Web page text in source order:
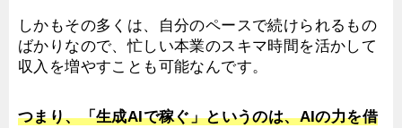
しかもその多くは、自分のペースで続けられるもの
ばかりなので、忙しい本業のスキマ時間を活かして
収入を増やすことも可能なんです。
つまり、「生成AIで稼ぐ」というのは、AIの力を借